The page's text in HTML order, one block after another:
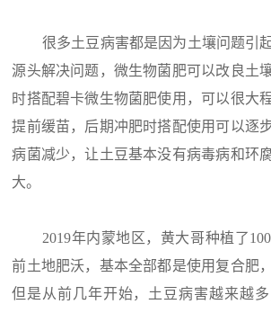
很多土豆病害都是因为土壤问题引
源头解决问题，微生物菌肥可以改良土
时搭配碧卡微生物菌肥使用，可以很大
提前缓苗，后期冲肥时搭配使用可以逐
病菌减少，让土豆基本没有病毒病和环
大。
2019年内蒙地区，黄大哥种植了
前土地肥沃，基本全部都是使用复合肥
但是从前几年开始，土豆病害越来越